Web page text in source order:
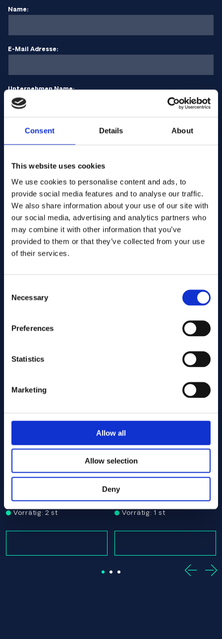
Consent Details About
This website uses cookies
We use cookies to personalise content and ads, to
provide social media features and to analyse our traffic.
We also share information about your use of our site with
our social media, advertising and analytics partners who
may combine it with other information that you’ve
provided to them or that they’ve collected from your use
of their services.
Selection
Necessary
Preferences
Statistics
Marketing
Allow all
Allow selection
Deny
Name:
E-Mail Adresse:
Unternehmen Name:
Menge eingeben
Ihre Nachricht
Associerade produkter
x 990.00 ASTM B574 - Offcut
Alloy C-22 Round bar 12.70 x 485.00 ASTM B574 -
ASTM B574
12.70 x 485.00
Vorrätig: 2 st
Alloy C-22 Round bar
ASTM B574
Round bar
12.70 x 965.00
Vorrätig: 1 st